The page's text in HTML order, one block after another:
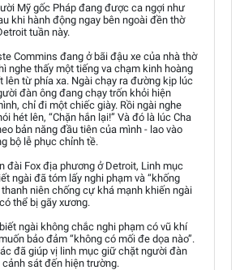
Mỹ gốc Pháp đang được ca ngợi như
khi hành động ngay bên ngoài đền thờ
tuần này.
Commins đang ở bãi đậu xe của nhà thờ
nghe thấy một tiếng va chạm kinh hoàng
lên từ phía xa. Ngài chạy ra đường kịp lúc
đàn ông đang chạy trốn khỏi hiện
chỉ đi một chiếc giày. Rồi ngài nghe
hét lên, “Chặn hắn lại!” Và đó là lúc Cha
bản năng đầu tiên của mình - lao vào
bộ lễ phục chỉnh tề.
đài Fox địa phương ở Detroit, Linh mục
ngài đã tóm lấy nghi phạm và “khống
thanh niên chống cự khá mạnh khiến ngài
thể bị gãy xương.
ngài không chắc nghi phạm có vũ khí
bảo đảm “không có mối đe dọa nào”.
đã giúp vị linh mục giữ chặt người đàn
sát đến hiện trường.